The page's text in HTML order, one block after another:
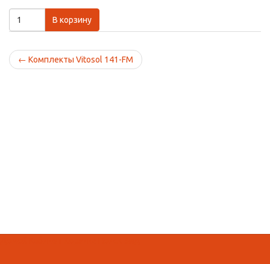
В корзину
← Комплекты Vitosol 141-FM